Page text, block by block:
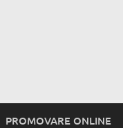
PROMOVARE ONLINE